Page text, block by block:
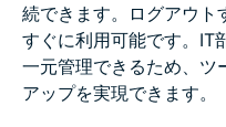
続できます。ログアウト
すぐに利用可能です。IT
一元管理できるため、ツ
アップを実現できます。